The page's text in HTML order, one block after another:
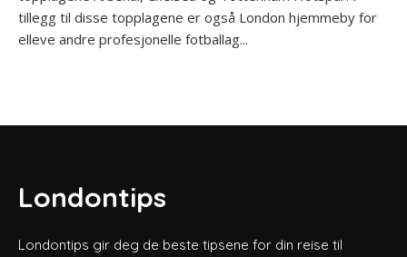
tillegg til disse topplagene er også London hjemmeby for
elleve andre profesjonelle fotballag...
Londontips
Londontips gir deg de beste tipsene for din reise til